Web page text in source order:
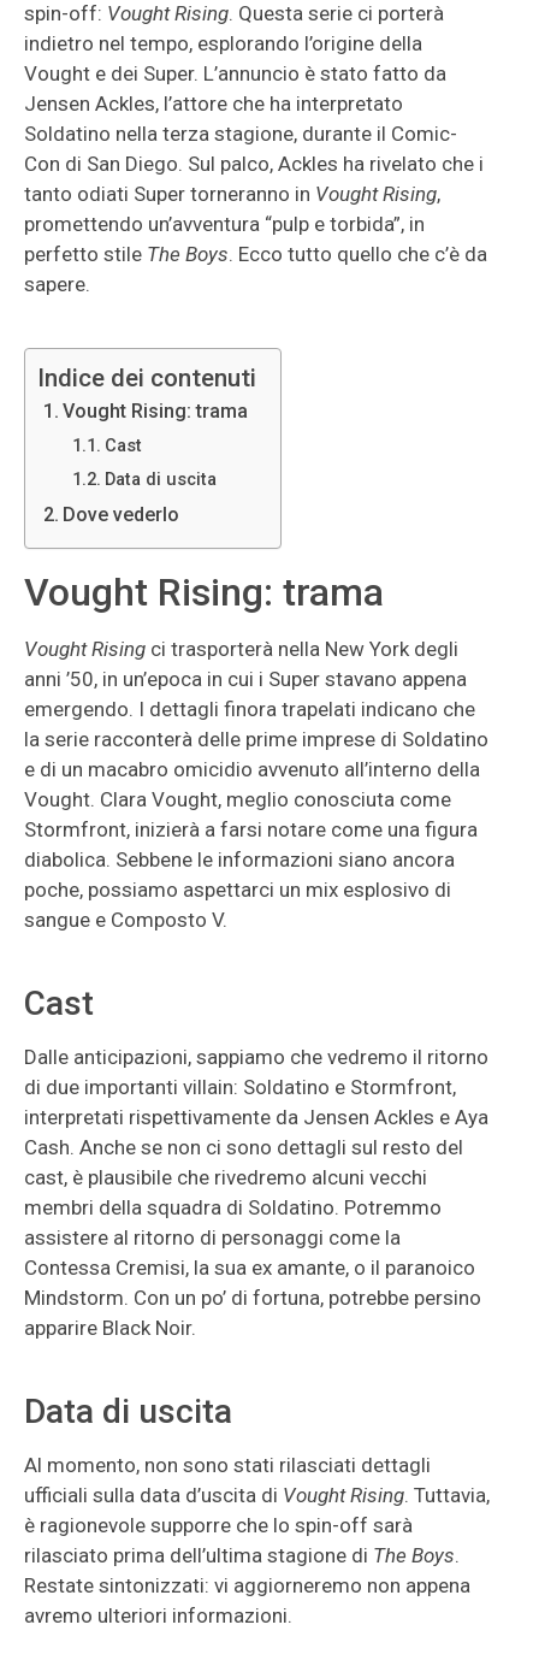
spin-off: Vought Rising. Questa serie ci porterà
indietro nel tempo, esplorando l’origine della
Vought e dei Super. L’annuncio è stato fatto da
Jensen Ackles, l’attore che ha interpretato
Soldatino nella terza stagione, durante il Comic-
Con di San Diego. Sul palco, Ackles ha rivelato che i
tanto odiati Super torneranno in Vought Rising,
promettendo un’avventura “pulp e torbida”, in
perfetto stile The Boys. Ecco tutto quello che c’è da
sapere.
Indice dei contenuti
Vought Rising: trama
Cast
Data di uscita
Dove vederlo
Vought Rising: trama
Vought Rising ci trasporterà nella New York degli
anni ’50, in un’epoca in cui i Super stavano appena
emergendo. I dettagli finora trapelati indicano che
la serie racconterà delle prime imprese di Soldatino
e di un macabro omicidio avvenuto all’interno della
Vought. Clara Vought, meglio conosciuta come
Stormfront, inizierà a farsi notare come una figura
diabolica. Sebbene le informazioni siano ancora
poche, possiamo aspettarci un mix esplosivo di
sangue e Composto V.
Cast
Dalle anticipazioni, sappiamo che vedremo il ritorno
di due importanti villain: Soldatino e Stormfront,
interpretati rispettivamente da Jensen Ackles e Aya
Cash. Anche se non ci sono dettagli sul resto del
cast, è plausibile che rivedremo alcuni vecchi
membri della squadra di Soldatino. Potremmo
assistere al ritorno di personaggi come la
Contessa Cremisi, la sua ex amante, o il paranoico
Mindstorm. Con un po’ di fortuna, potrebbe persino
apparire Black Noir.
Data di uscita
Al momento, non sono stati rilasciati dettagli
ufficiali sulla data d’uscita di Vought Rising. Tuttavia,
è ragionevole supporre che lo spin-off sarà
rilasciato prima dell’ultima stagione di The Boys.
Restate sintonizzati: vi aggiorneremo non appena
avremo ulteriori informazioni.